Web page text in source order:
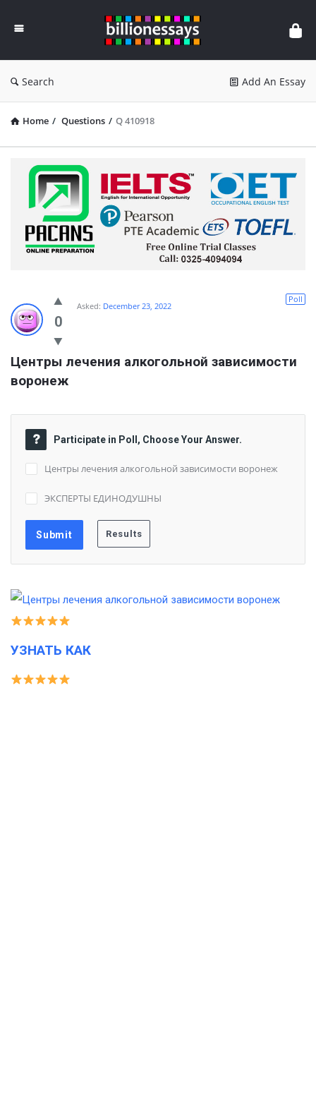
Essays
Search Add An Essay
Home / Questions / Q 410918
0
Poll
Asked: December 23, 2022
Центры лечения алкогольной зависимости
воронеж
Participate in Poll, Choose Your Answer.
Центры лечения алкогольной зависимости воронеж
ЭКСПЕРТЫ ЕДИНОДУШНЫ
УЗНАТЬ КАК